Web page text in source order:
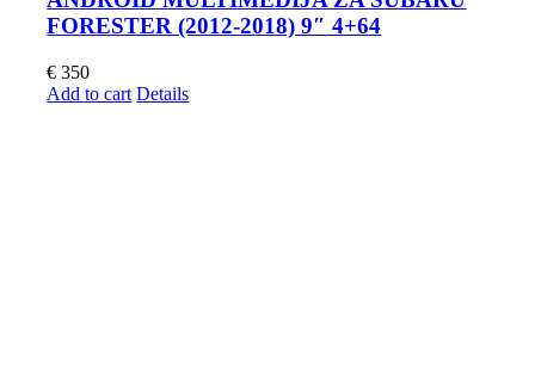
FORESTER (2012-2018) 9″ 4+64
€ 350
Add to cart Details